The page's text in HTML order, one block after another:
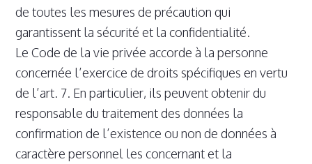
de toutes les mesures de précaution qui
garantissent la sécurité et la confidentialité.
Le Code de la vie privée accorde à la personne
concernée l’exercice de droits spécifiques en vertu
de l’art. 7. En particulier, ils peuvent obtenir du
responsable du traitement des données la
confirmation de l’existence ou non de données à
caractère personnel les concernant et la